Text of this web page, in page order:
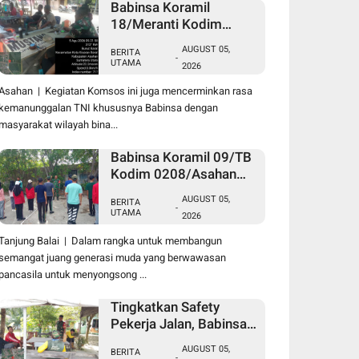
Babinsa Koramil
18/Meranti Kodim
Silaturahmi Lewat
Komsos Dengan Warga
Masyarakat Binaan
BERITA
UTAMA
-
AUGUST 05,
2026
| Kegiatan Komsos ini juga mencerminkan rasa
kemanunggalan TNI khususnya Babinsa dengan
wilayah bina...
Babinsa Koramil 09/TB
Kodim 0208/Asahan
Air Lewat Wasbang
Kepada Siswa-siswi
MAN1 Kota Tanjung
Balai
BERITA
UTAMA
-
AUGUST 05,
2026
Balai | Dalam rangka untuk membangun
juang generasi muda yang berwawasan
untuk menyongsong ...
Tingkatkan Safety
Pekerja Jalan, Babinsa
BERITA
AUGUST 05,